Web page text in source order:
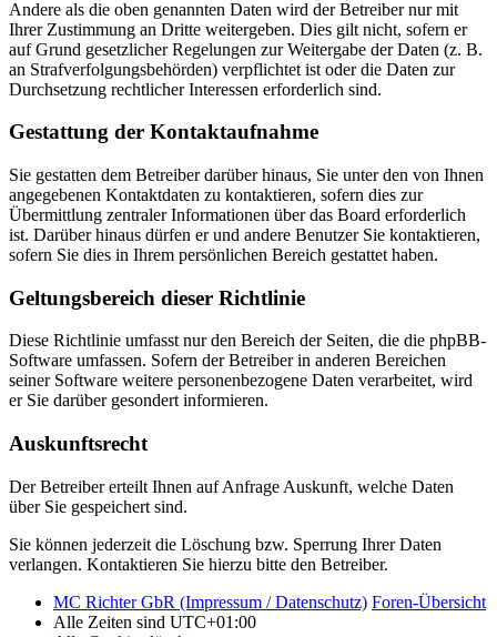
Andere als die oben genannten Daten wird der Betreiber nur mit
Ihrer Zustimmung an Dritte weitergeben. Dies gilt nicht, sofern er
auf Grund gesetzlicher Regelungen zur Weitergabe der Daten (z. B.
an Strafverfolgungsbehörden) verpflichtet ist oder die Daten zur
Durchsetzung rechtlicher Interessen erforderlich sind.
Gestattung der Kontaktaufnahme
Sie gestatten dem Betreiber darüber hinaus, Sie unter den von Ihnen
angegebenen Kontaktdaten zu kontaktieren, sofern dies zur
Übermittlung zentraler Informationen über das Board erforderlich
ist. Darüber hinaus dürfen er und andere Benutzer Sie kontaktieren,
sofern Sie dies in Ihrem persönlichen Bereich gestattet haben.
Geltungsbereich dieser Richtlinie
Diese Richtlinie umfasst nur den Bereich der Seiten, die die phpBB-
Software umfassen. Sofern der Betreiber in anderen Bereichen
seiner Software weitere personenbezogene Daten verarbeitet, wird
er Sie darüber gesondert informieren.
Auskunftsrecht
Der Betreiber erteilt Ihnen auf Anfrage Auskunft, welche Daten
über Sie gespeichert sind.
Sie können jederzeit die Löschung bzw. Sperrung Ihrer Daten
verlangen. Kontaktieren Sie hierzu bitte den Betreiber.
MC Richter GbR (Impressum / Datenschutz) Foren-Übersicht
Alle Zeiten sind UTC+01:00